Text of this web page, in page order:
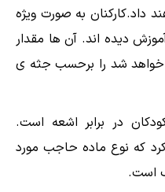
داد.کارکنان به صورت ویژه
دیده اند. آن ها مقدار
خواهد شد را برحسب جثه ی
در برابر اشعه است.
که نوع ماده حاجب مورد
است.